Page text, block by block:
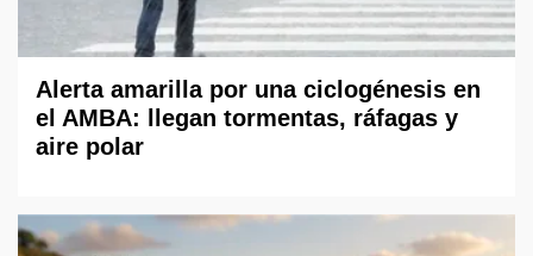
Alerta amarilla por una ciclogénesis en
el AMBA: llegan tormentas, ráfagas y
aire polar